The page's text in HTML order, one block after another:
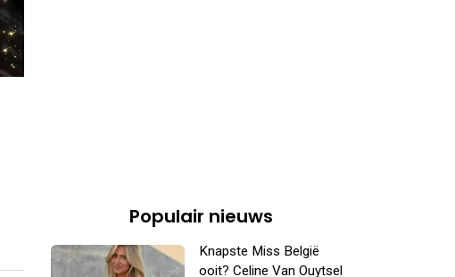
Populair nieuws
Knapste Miss België
ooit? Celine Van Ouytsel